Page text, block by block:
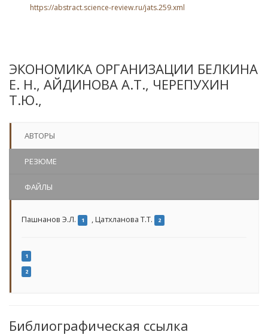
https://abstract.science-review.ru/jats.259.xml
ЭКОНОМИКА ОРГАНИЗАЦИИ БЕЛКИНА
Е. Н., АЙДИНОВА А.Т., ЧЕРЕПУХИН
Т.Ю.,
АВТОРЫ
РЕЗЮМЕ
ФАЙЛЫ
Пашнанов Э.Л. 1 ,Цатхланова Т.Т. 2
1
2
Библиографическая ссылка